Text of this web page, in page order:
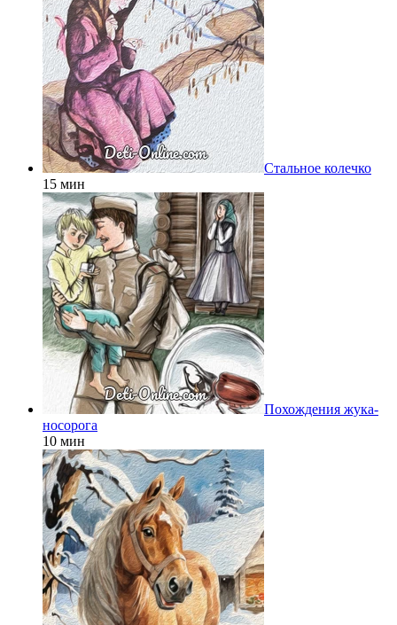
Стальное колечко
15 мин
Похождения жука-
носорога
10 мин